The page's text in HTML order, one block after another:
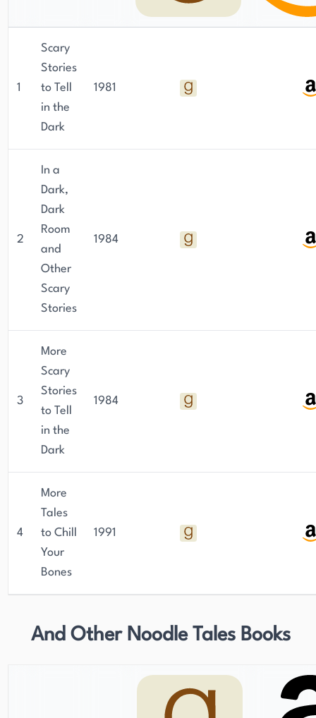
1
Scary
Stories
to Tell
in the
Dark
1981
2
In a
Dark,
Dark
Room
and
Other
Scary
Stories
1984
3
More
Scary
Stories
to Tell
in the
Dark
1984
4
More
Tales
to Chill
Your
Bones
1991
And Other Noodle Tales Books